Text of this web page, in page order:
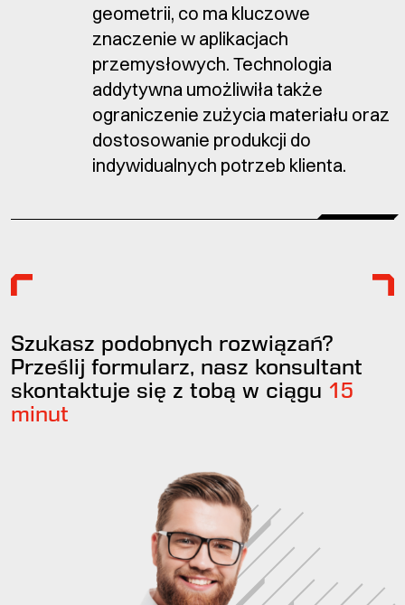
geometrii, co ma kluczowe
znaczenie w aplikacjach
przemysłowych. Technologia
addytywna umożliwiła także
ograniczenie zużycia materiału oraz
dostosowanie produkcji do
indywidualnych potrzeb klienta.
Szukasz podobnych rozwiązań?
Prześlij formularz, nasz konsultant
skontaktuje się z tobą w ciągu 15
minut